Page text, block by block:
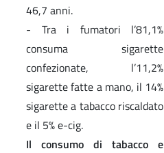
46,7 anni.
- Tra i fumatori l’81,1%
consuma sigarette
confezionate, l’11,2%
sigarette fatte a mano, il 14%
sigarette a tabacco riscaldato
e il 5% e-cig.
Il consumo di tabacco e